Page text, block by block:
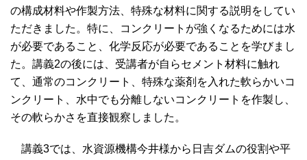
の構成材料や作製方法、特殊な材料に関する説明をしてい
ただきました。特に、コンクリートが強くなるためには水
が必要であること、化学反応が必要であることを学びまし
た。講義2の後には、受講者が自らセメント材料に触れ
て、通常のコンクリート、特殊な薬剤を入れた軟らかいコ
ンクリート、水中でも分離しないコンクリートを作製し、
その軟らかさを直接観察しました。
講義3では、水資源機構今井様から日吉ダムの役割や平